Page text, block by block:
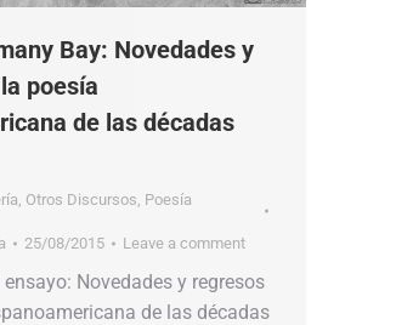
Bay: Novedades y
poesía
de las décadas
Otros Discursos Poesía
25/08/2015 Leave a comment
Novedades y regresos
de las décadas